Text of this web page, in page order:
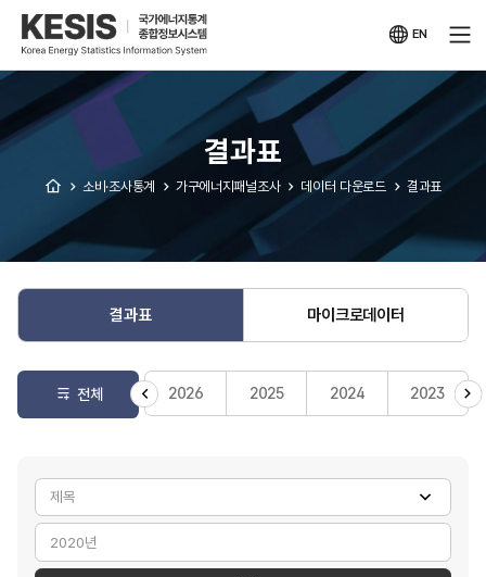
KESIS
국가에너지통계
종합정보시스템
EN
영문
결과표
소비·조사통계 가구에너지패널조사 데이터 다운로드 결과표
결과표 마이크로데이터
전체 2026 2025 2024 2023
검색